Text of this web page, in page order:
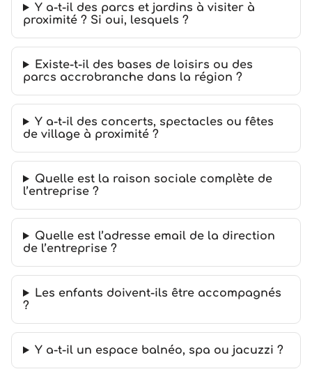
Y a-t-il des parcs et jardins à visiter à
proximité ? Si oui, lesquels ?
Existe-t-il des bases de loisirs ou des
parcs accrobranche dans la région ?
Y a-t-il des concerts, spectacles ou fêtes
de village à proximité ?
Quelle est la raison sociale complète de
l’entreprise ?
Quelle est l’adresse email de la direction
de l’entreprise ?
Les enfants doivent-ils être accompagnés
?
Y a-t-il un espace balnéo, spa ou jacuzzi ?